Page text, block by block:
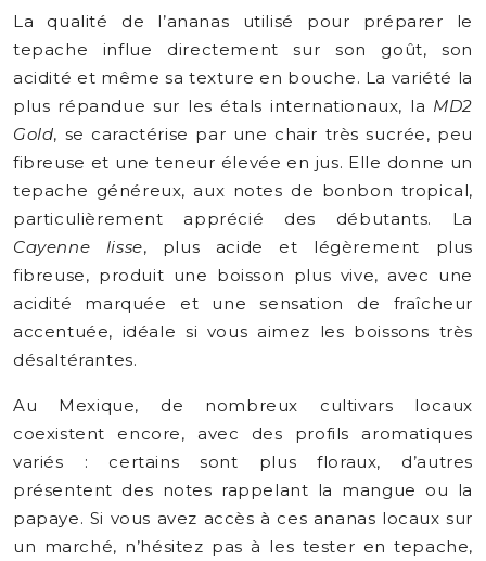
La qualité de l’ananas utilisé pour préparer le
tepache influe directement sur son goût, son
acidité et même sa texture en bouche. La variété la
plus répandue sur les étals internationaux, la MD2
Gold, se caractérise par une chair très sucrée, peu
fibreuse et une teneur élevée en jus. Elle donne un
tepache généreux, aux notes de bonbon tropical,
particulièrement apprécié des débutants. La
Cayenne lisse, plus acide et légèrement plus
fibreuse, produit une boisson plus vive, avec une
acidité marquée et une sensation de fraîcheur
accentuée, idéale si vous aimez les boissons très
désaltérantes.
Au Mexique, de nombreux cultivars locaux
coexistent encore, avec des profils aromatiques
variés : certains sont plus floraux, d’autres
présentent des notes rappelant la mangue ou la
papaye. Si vous avez accès à ces ananas locaux sur
un marché, n’hésitez pas à les tester en tepache,